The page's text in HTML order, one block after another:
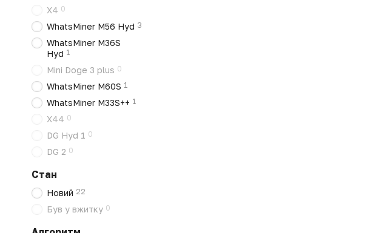
X4 0
WhatsMiner M56 Hyd 3
WhatsMiner M36S
Hyd 1
Mini Doge 3 plus 0
WhatsMiner M60S 1
WhatsMiner M33S++ 1
X44 0
DG Hyd 1 0
DG 2 0
Стан
Новий 22
Був у вжитку 0